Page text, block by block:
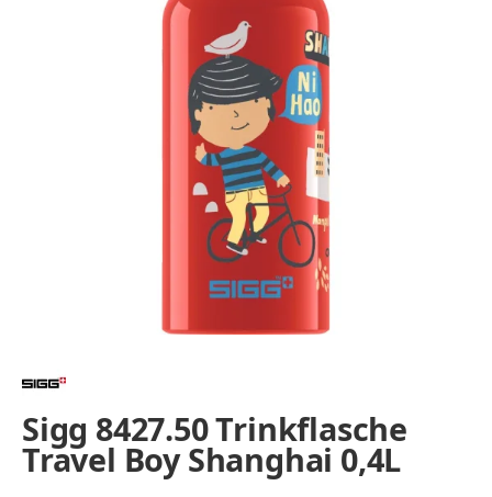
Sigg 8427.50 Trinkflasche
Travel Boy Shanghai 0,4L